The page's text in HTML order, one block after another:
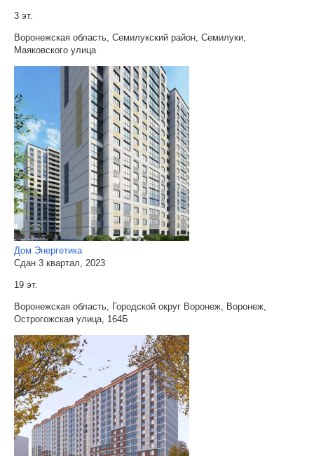
3 эт.
Воронежская область, Семилукский район, Семилуки,
Маяковского улица
Дом Энергетика
Сдан 3 квартал, 2023
19 эт.
Воронежская область, Городской округ Воронеж, Воронеж,
Острогожская улица, 164Б